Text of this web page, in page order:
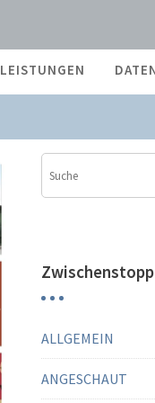
LEISTUNGEN
Zwischenstopp
ALLGEMEIN
ANGESCHAUT